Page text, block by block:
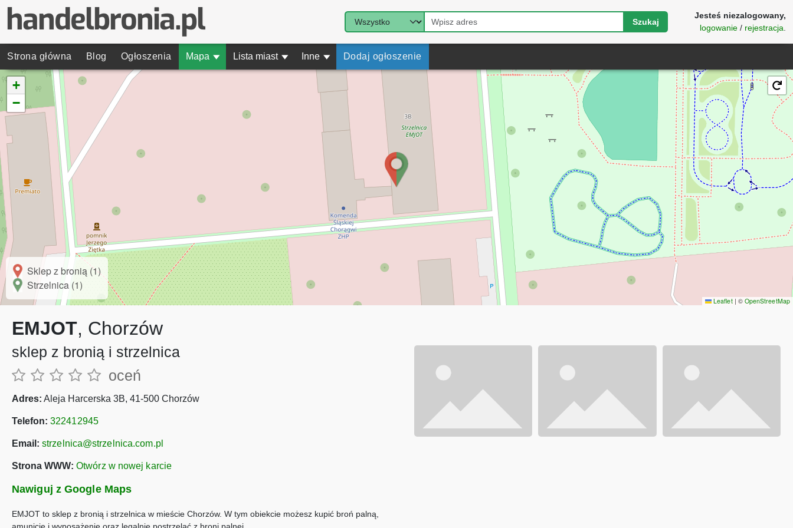
Szukaj
Jesteś niezalogowany,
logowanie / rejestracja
Strona główna Blog Ogłoszenia Mapa ▾ Lista miast ▾ Inne ▾ Dodaj ogłoszenie
+
−
Sklep z bronią (1)
Strzelnica (1)
Leaflet | © OpenStreetMap
EMJOT, Chorzów
sklep z bronią i strzelnica
oceń
Adres: Aleja Harcerska 3B, 41-500 Chorzów
Telefon: 322412945
Email: strzelnica@strzelnica.com.pl
Strona WWW: Otwórz w nowej karcie
Nawiguj z Google Maps
EMJOT to sklep z bronią i strzelnica w mieście Chorzów. W tym obiekcie możesz kupić broń palną,